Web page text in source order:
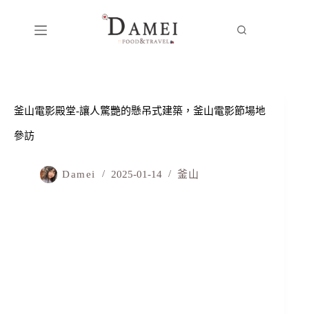
釜山電影殿堂-讓人驚艷的懸吊式建築，釜山電影節場地
參訪
Damei 2025-01-14 釜山